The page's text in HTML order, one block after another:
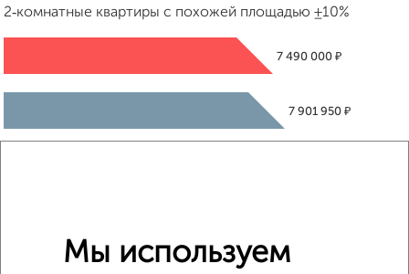
2‑комнатные квартиры с похожей площадью ±10%
7 490 000₽
7 901 950₽
Средняя цена по городу
Мы используем